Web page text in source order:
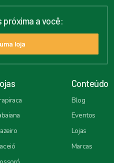
Conteúdo
Blog
Eventos
Lojas
Marcas
próxima a você:
loja